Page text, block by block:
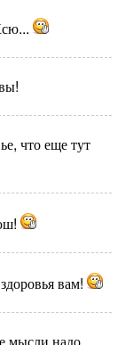
что еще тут
вам!